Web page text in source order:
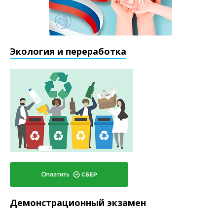
Экология и переработка
Демонстрационный экзамен